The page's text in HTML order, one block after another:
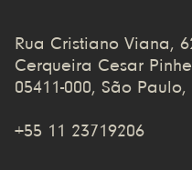
Rua Cristiano Viana,
Cerqueira Cesar
05411-000, São Paulo,
+55 11 23719206